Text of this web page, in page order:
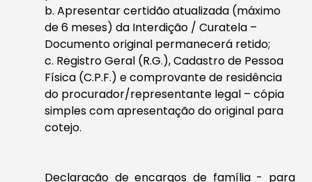
b. Apresentar certidão atualizada (máximo
de 6 meses) da Interdição / Curatela –
Documento original permanecerá retido;
c. Registro Geral (R.G.), Cadastro de Pessoa
Física (C.P.F.) e comprovante de residência
do procurador/representante legal – cópia
simples com apresentação do original para
cotejo.
Declaração de encargos de família - para